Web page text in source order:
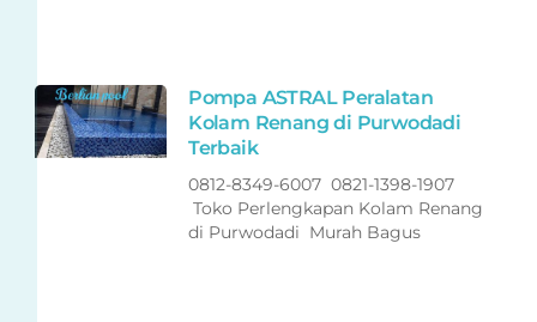
Pompa ASTRAL Peralatan
Kolam Renang di Purwodadi
Terbaik
0812-8349-6007 0821-1398-1907
Toko Perlengkapan Kolam Renang
di Purwodadi Murah Bagus